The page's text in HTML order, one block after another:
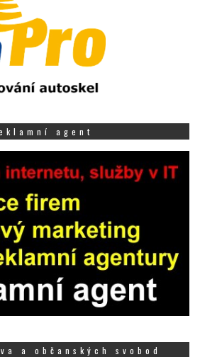
agent
a občanských svobod